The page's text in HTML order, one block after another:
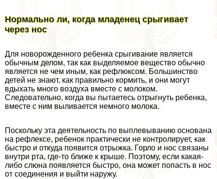
Нормально ли, когда младенец срыгивает
через нос
Для новорожденного ребенка срыгивание является
обычным делом, так как выделяемое вещество обычно
является не чем иным, как рефлюксом. Большинство
детей не знают, как правильно кормить, и они могут
вдыхать много воздуха вместе с молоком.
Следовательно, когда вы пытаетесь отрыгнуть ребенка,
вместе с ним выливается немного молока.
Поскольку эта деятельность по выплевыванию основана
на рефлексе, ребенок пpaктически не контролирует, как
быстро и откуда появится отрыжка. Горло и нос связаны
внутри рта, где-то ближе к крыше. Поэтому, если какая-
либо слюна появляется быстро, она может попасть в нос
от соединения и выйти наружу.